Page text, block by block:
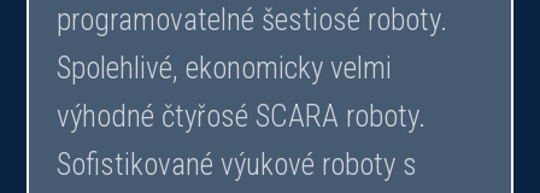
programovatelné šestiosé roboty.
Spolehlivé, ekonomicky velmi
výhodné čtyřosé SCARA roboty.
Sofistikované výukové roboty s